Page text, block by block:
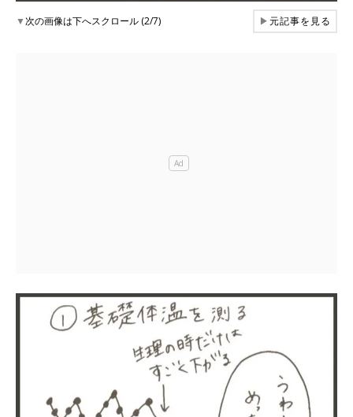
▼次の画像は下へスクロール (2/7) ▶元記事を見る